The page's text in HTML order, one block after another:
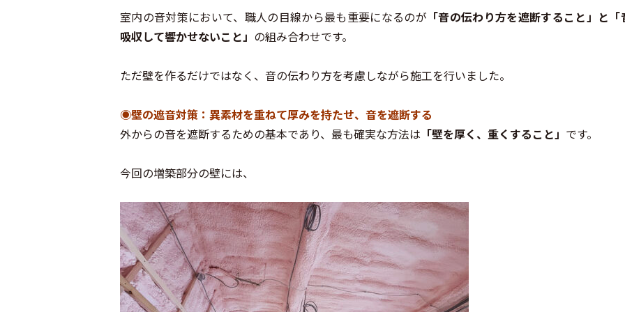
室内の音対策において、職人の目線から最も重要になるのが 「音の伝わり方を遮断すること」と「
吸収して響かせないこと」 の組み合わせです。
ただ壁を作るだけではなく、音の伝わり方を考慮しながら施工を行いました。
◉壁の遮音対策：異素材を重ねて厚みを持たせ、音を遮断する
外からの音を遮断するための基本であり、最も確実な方法は 「壁を厚く、重くすること」 です。
今回の増築部分の壁には、